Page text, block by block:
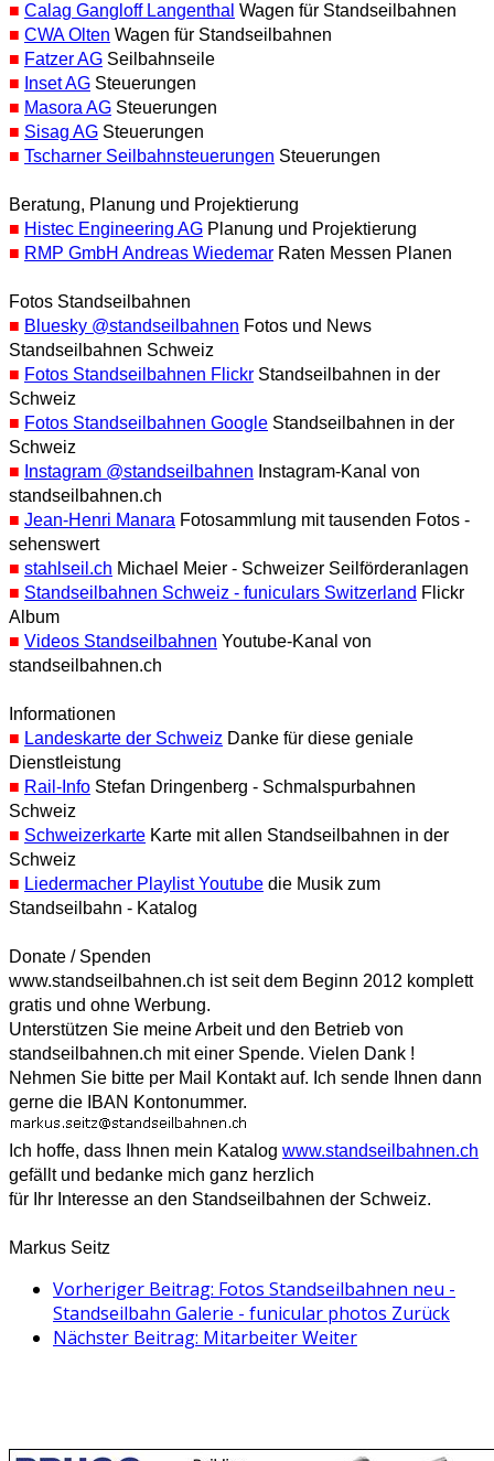
■ Calag Gangloff Langenthal Wagen für Standseilbahnen
■ CWA Olten Wagen für Standseilbahnen
■ Fatzer AG Seilbahnseile
■ Inset AG Steuerungen
■ Masora AG Steuerungen
■ Sisag AG Steuerungen
■ Tscharner Seilbahnsteuerungen Steuerungen
Beratung, Planung und Projektierung
■ Histec Engineering AG Planung und Projektierung
■ RMP GmbH Andreas Wiedemar Raten Messen Planen
Fotos Standseilbahnen
■ Bluesky @standseilbahnen Fotos und News
Standseilbahnen Schweiz
■ Fotos Standseilbahnen Flickr Standseilbahnen in der
Schweiz
■ Fotos Standseilbahnen Google Standseilbahnen in der
Schweiz
■ Instagram @standseilbahnen Instagram-Kanal von
standseilbahnen.ch
■ Jean-Henri Manara Fotosammlung mit tausenden Fotos -
sehenswert
■ stahlseil.ch Michael Meier - Schweizer Seilförderanlagen
■ Standseilbahnen Schweiz - funiculars Switzerland Flickr
Album
■ Videos Standseilbahnen Youtube-Kanal von
standseilbahnen.ch
Informationen
■ Landeskarte der Schweiz Danke für diese geniale
Dienstleistung
■ Rail-Info Stefan Dringenberg - Schmalspurbahnen
Schweiz
■ Schweizerkarte Karte mit allen Standseilbahnen in der
Schweiz
■ Liedermacher Playlist Youtube die Musik zum
Standseilbahn - Katalog
Donate / Spenden
www.standseilbahnen.ch ist seit dem Beginn 2012 komplett
gratis und ohne Werbung.
Unterstützen Sie meine Arbeit und den Betrieb von
standseilbahnen.ch mit einer Spende. Vielen Dank !
Nehmen Sie bitte per Mail Kontakt auf. Ich sende Ihnen dann
gerne die IBAN Kontonummer.
Ich hoffe, dass Ihnen mein Katalog www.standseilbahnen.ch
gefällt und bedanke mich ganz herzlich
für Ihr Interesse an den Standseilbahnen der Schweiz.
Markus Seitz
Vorheriger Beitrag: Fotos Standseilbahnen neu -
Standseilbahn Galerie - funicular photos Zurück
Nächster Beitrag: MitarbeiterWeiter